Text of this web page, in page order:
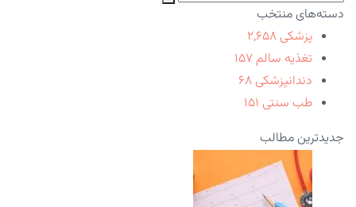
دسته‌های منتخب
پزشکی ۲,۶۵۸
تغذیه سالم ۱۵۷
دندانپزشکی ۶۸
طب سنتی ۱۵۱
جدیدترین مطالب